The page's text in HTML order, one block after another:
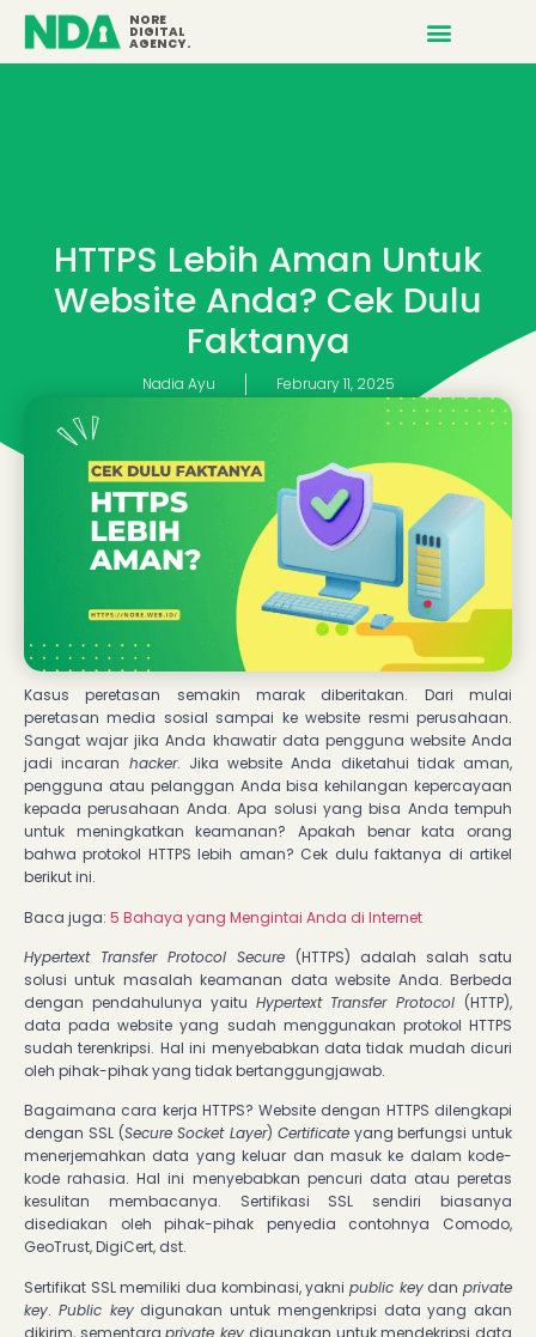
NORE
DIGITAL
AGENCY.
HTTPS Lebih Aman Untuk
Website Anda? Cek Dulu
Faktanya
Nadia Ayu February 11, 2025
Kasus peretasan semakin marak diberitakan. Dari mulai
peretasan media sosial sampai ke website resmi perusahaan.
Sangat wajar jika Anda khawatir data pengguna website Anda
jadi incaran hacker. Jika website Anda diketahui tidak aman,
pengguna atau pelanggan Anda bisa kehilangan kepercayaan
kepada perusahaan Anda. Apa solusi yang bisa Anda tempuh
untuk meningkatkan keamanan? Apakah benar kata orang
bahwa protokol HTTPS lebih aman? Cek dulu faktanya di artikel
berikut ini.
Baca juga: 5 Bahaya yang Mengintai Anda di Internet
Hypertext Transfer Protocol Secure (HTTPS) adalah salah satu
solusi untuk masalahkeamanan data website Anda. Berbeda
dengan pendahulunya yaitu Hypertext Transfer Protocol (HTTP),
data pada website yang sudah menggunakan protokol HTTPS
sudah terenkripsi. Hal ini menyebabkan data tidak mudah dicuri
oleh pihak-pihak yang tidak bertanggungjawab.
Bagaimana cara kerja HTTPS? Website dengan HTTPS dilengkapi
dengan SSL (Secure Socket Layer) Certificateyang berfungsi untuk
menerjemahkan data yang keluar dan masuk ke dalam kode-
kode rahasia. Hal ini menyebabkan pencuri data atau peretas
kesulitan membacanya. Sertifikasi SSL sendiri biasanya
disediakan oleh pihak-pihak penyedia contohnya Comodo,
GeoTrust, DigiCert, dst.
Sertifikat SSL memiliki dua kombinasi, yakni public keydanprivate
key. Public keydigunakan untuk mengenkripsi data yang akan
dikirim, sementaraprivate key digunakan untuk mendekripsi data